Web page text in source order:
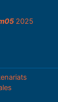
2025